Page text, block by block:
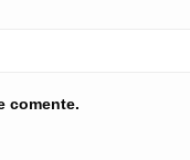
comente.